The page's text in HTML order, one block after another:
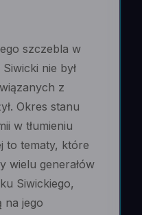
szczebla w
nie był
z
Okres stanu
w tłumieniu
to tematy, które
wielu generałów
Siwickiego,
na jego